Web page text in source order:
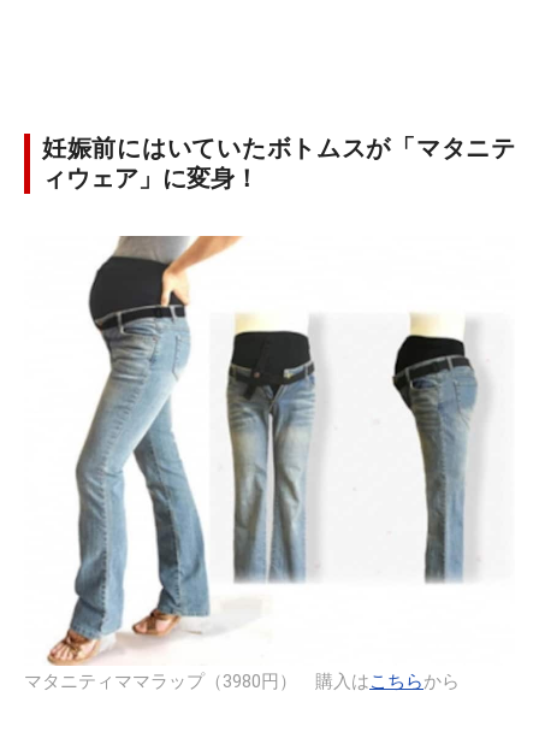
妊娠前にはいていたボトムスが「マタニテ
ィウェア」に変身！
マタニティママラップ（3980円） 購入はこちらから